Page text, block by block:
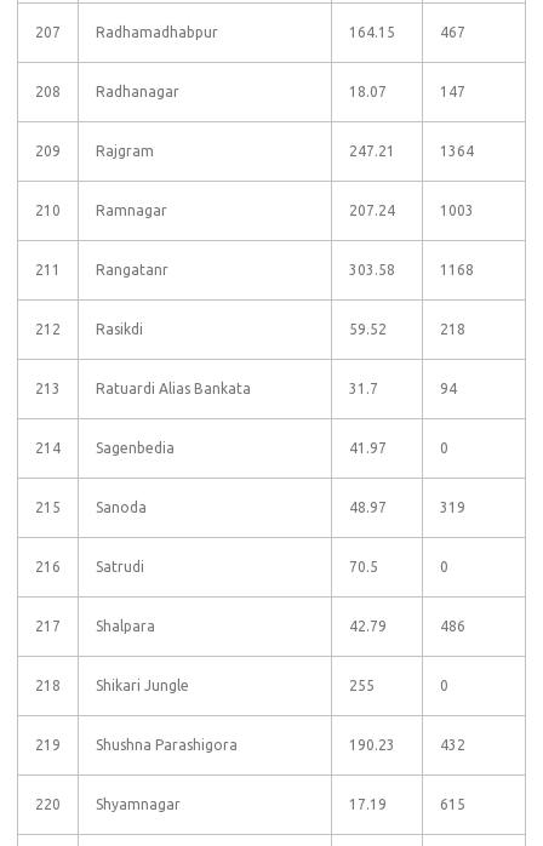
207 Radhamadhabpur 164.15 467
208 Radhanagar 18.07 147
209 Rajgram 247.21 1364
210 Ramnagar 207.24 1003
211 Rangatanr 303.58 1168
212 Rasikdi 59.52 218
213 Ratuardi Alias Bankata 31.7 94
214 Sagenbedia 41.97 0
215 Sanoda 48.97 319
216 Satrudi 70.5 0
217 Shalpara 42.79 486
218 Shikari Jungle 255 0
219 Shushna Parashigora 190.23 432
220 Shyamnagar 17.19 615